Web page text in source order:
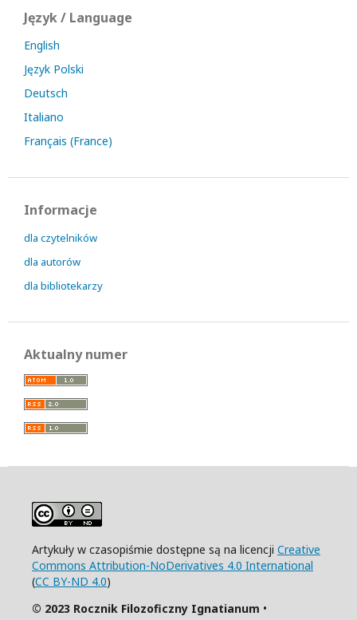
Język / Language
English
Język Polski
Deutsch
Italiano
Français (France)
Informacje
dla czytelników
dla autorów
dla bibliotekarzy
Aktualny numer
Artykuły w czasopiśmie dostępne są na licencji Creative
Commons Attribution-NoDerivatives 4.0 International
(CC BY-ND 4.0)
© 2023 Rocznik Filozoficzny Ignatianum •